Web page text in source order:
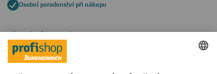
Osobní poradenství při nákupu
Platební metody
Faktura